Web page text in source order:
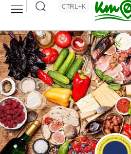
CTRL+K